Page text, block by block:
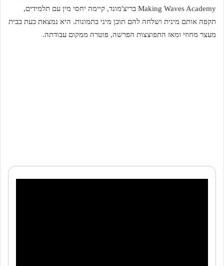
Making Waves Academy בריצ'מונד, קיימה יחסי מין עם תלמידים,
תקפה אותם מינית ושלחה להם תוכן מיני בתמונות. היא נמצאת כעת בבית
מעצר מחוזי ומאז התפוצצות הפרשה, פוטרה ממקום עבודתה.